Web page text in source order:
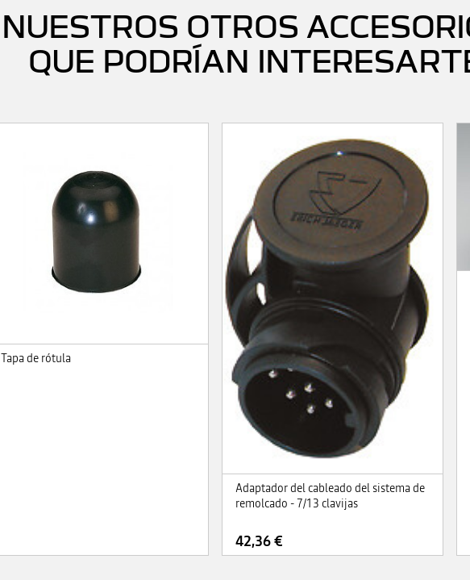
NUESTROS OTROS
QUE PODRÍAN
Tapa de rótula
Adaptador del cableado del sistema de
remolcado - 7/13 clavijas
42,36 €